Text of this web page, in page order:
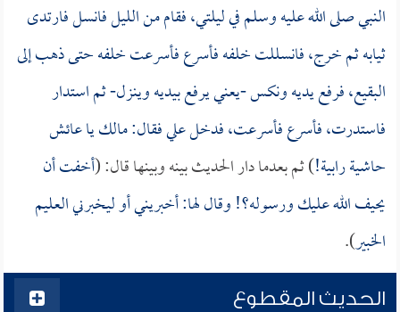
النبي صلى الله عليه وسلم في ليلتي، فقام من الليل فانسل فارتدى
ثيابه ثم خرج، فانسللت خلفه فأسرع فأسرعت خلفه حتى ذهب إلى
البقيع، فرفع يديه ونكس -يعني يرفع بيديه وينزل- ثم استدار
فاستدرت، فأسرع فأسرعت، فدخل علي فقال: مالك ياعائش
حاشية رابية!) ثم بعدما دار الحديث بينه وبينها قال: (أخفت أن
يحيف الله عليك ورسوله؟! وقال لها: أخبريني أو ليخبرني العليم
الخبير).
الحديث المقطوع